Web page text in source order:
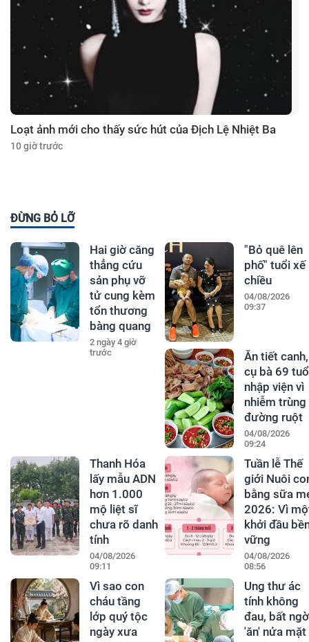
Loạt ảnh mới cho thấy sức hút của Địch Lệ Nhiệt Ba
10 giờ trước
ĐỪNG BỎ LỠ
Hai giờ căng
thẳng cứu
sản phụ vỡ
tử cung kèm
tổn thương
bàng quang
2 ngày 4 giờ
trước
"Bỏ quê lên
phố" tuổi xế
chiều
04/08/2026
09:37
Ăn tiết canh,
cụ bà 69
nhập viện vì
nhiễm trùng
đường ruột
04/08/2026
09:24
Thanh Hóa
lấy mẫu ADN
hơn 1.000
mộ liệt sĩ
chưa rõ danh
tính
04/08/2026
09:11
Tuần lễ Thế
giới Nuôi
bằng sữa
2026: Vì
khởi đầu
vững
04/08/2026
08:56
Vì sao con
cháu tầng
lớp quý tộc
ngày xưa
Ung thư ác
tính không
đau, bất ngờ
'ăn' nửa mặt